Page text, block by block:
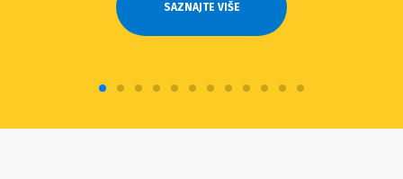
SAZNAJTE VIŠE